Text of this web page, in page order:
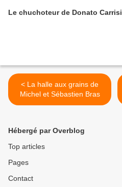
Le chuchoteur de Donato Carrisi
< La halle aux grains de
Michel et Sébastien Bras
Hébergé par Overblog
Top articles
Pages
Contact